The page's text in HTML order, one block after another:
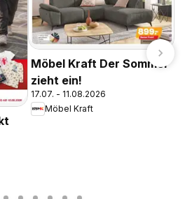
Möbel Kraft Der Sommer
zieht ein!
17.07. - 11.08.2026
Möbel Kraft